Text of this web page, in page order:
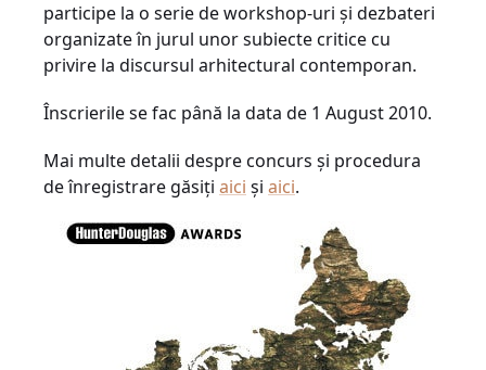
participe la o serie de workshop-uri şi dezbateri
organizate în jurul unor subiecte critice cu
privire la discursul arhitectural contemporan.
Înscrierile se fac până la data de 1 August 2010.
Mai multe detalii despre concurs şi procedura
de înregistrare găsiţi aici şi aici.